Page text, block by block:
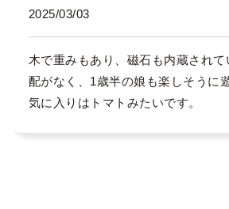
2025/03/03
木で重みもあり、磁石も内蔵され
配がなく、1歳半の娘も楽しそうに
気に入りはトマトみたいです。